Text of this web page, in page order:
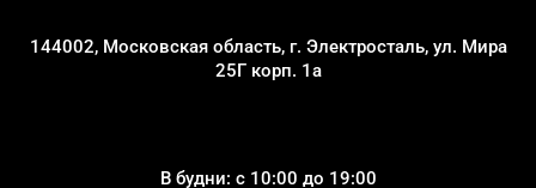
144002, Московская область, г. Электросталь, ул. Мира
25Г корп. 1а
В будни: с 10:00 до 19:00